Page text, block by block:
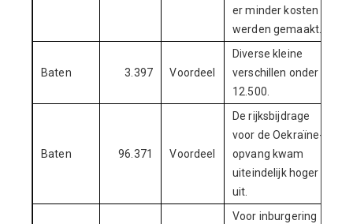
er minder kosten
werden gemaakt.
Baten 3.397 Voordeel
Diverse kleine
verschillen onder €
12.500.
Baten 96.371 Voordeel
De rijksbijdrage
voor de Oekraïne-
opvang kwam
uiteindelijk hoger
uit.
Voor inburgering